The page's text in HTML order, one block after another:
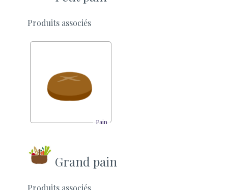
Produits associés
Pain
Grand pain
Produits associés